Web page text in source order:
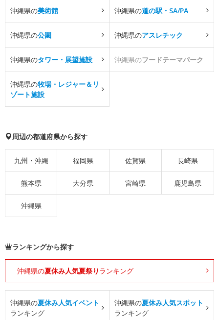
沖縄県の美術館 沖縄県の道の駅・SA/PA
沖縄県の公園 沖縄県のアスレチック
沖縄県のタワー・展望施設 沖縄県のフードテーマパーク
沖縄県の牧場・レジャー＆リ
ゾート施設
周辺の都道府県から探す
九州・沖縄 福岡県 佐賀県 長崎県
熊本県 大分県 宮崎県 鹿児島県
沖縄県
ランキングから探す
沖縄県の夏休み人気夏祭り ランキング
沖縄県の夏休み人気イベント
ランキング
沖縄県の夏休み人気スポット
ランキング